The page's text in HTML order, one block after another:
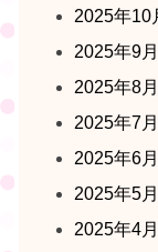
2025年10
2025年9月
2025年8月
2025年7月
2025年6月
2025年5月
2025年4月